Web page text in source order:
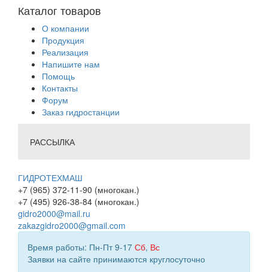
Каталог товаров
О компании
Продукция
Реализация
Напишите нам
Помощь
Контакты
Форум
Заказ гидростанции
РАССЫЛКА
ГИДРОТЕХМАШ
+7 (965) 372-11-90 (многокан.)
+7 (495) 926-38-84 (многокан.)
gidro2000@mail.ru
zakazgidro2000@gmail.com
Время работы: Пн-Пт 9-17 Сб, Вс
Заявки на сайте принимаются круглосуточно